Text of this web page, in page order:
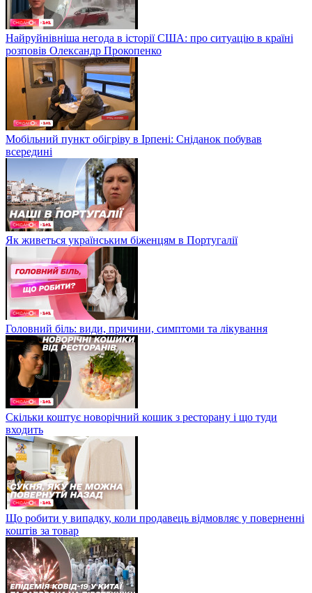
Найруйнівніша негода в історії США: про ситуацію в країні
розповів Олександр Прокопенко
Мобільний пункт обігріву в Ірпені: Сніданок побував
всередині
Як живеться українським біженцям в Португалії
Головний біль: види, причини, симптоми та лікування
Скільки коштує новорічний кошик з ресторану і що туди
входить
Що робити у випадку, коли продавець відмовляє у поверненні
коштів за товар